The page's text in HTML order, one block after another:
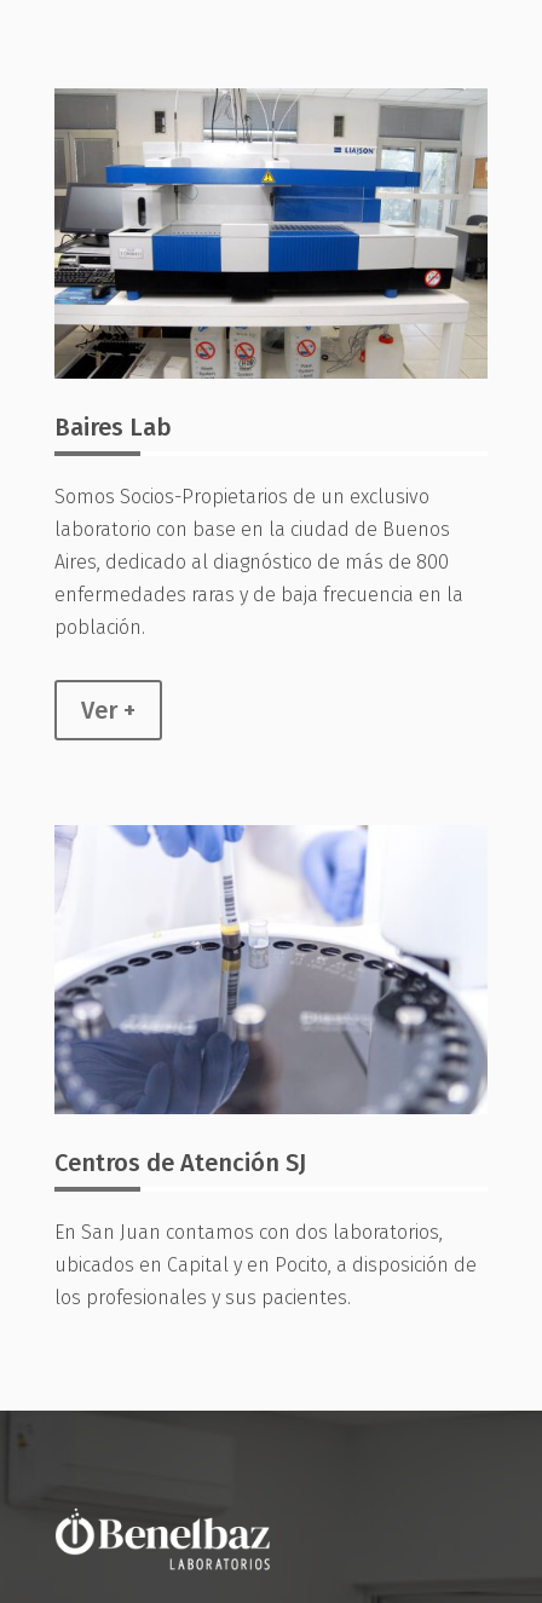
Baires Lab
Somos Socios-Propietarios de un exclusivo
laboratorio con base en la ciudad de Buenos
Aires, dedicado al diagnóstico de más de 800
enfermedades raras y de baja frecuencia en la
población.
Ver +
Centros de Atención SJ
En San Juan contamos con dos laboratorios,
ubicados en Capital y en Pocito, a disposición de
los profesionales y sus pacientes.